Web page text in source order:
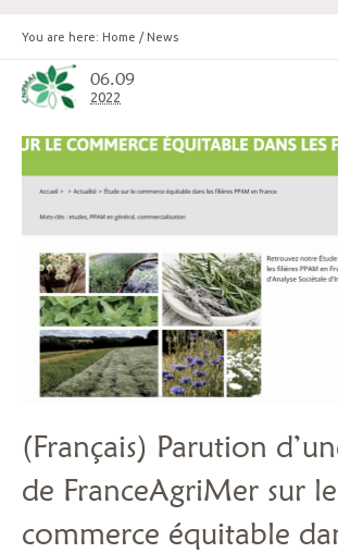
You are here: Home / News
06.09
2022
(Français) Parution
de FranceAgriMer sur le
commerce équitable